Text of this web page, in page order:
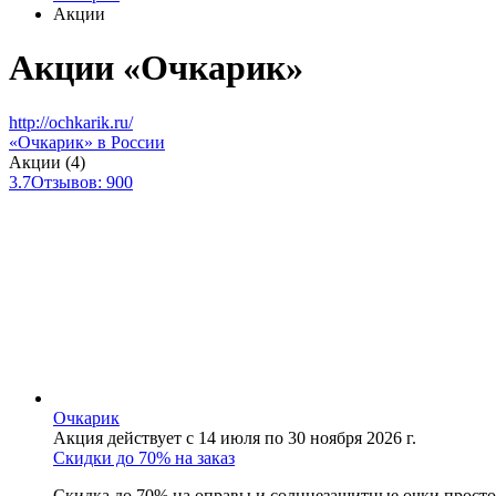
Акции
Акции «Очкарик»
http://ochkarik.ru/
«Очкарик» в России
Акции (4)
3.7Отзывов: 900
Очкарик
Акция действует с 14 июля по 30 ноября 2026 г.
Скидки до 70% на заказ